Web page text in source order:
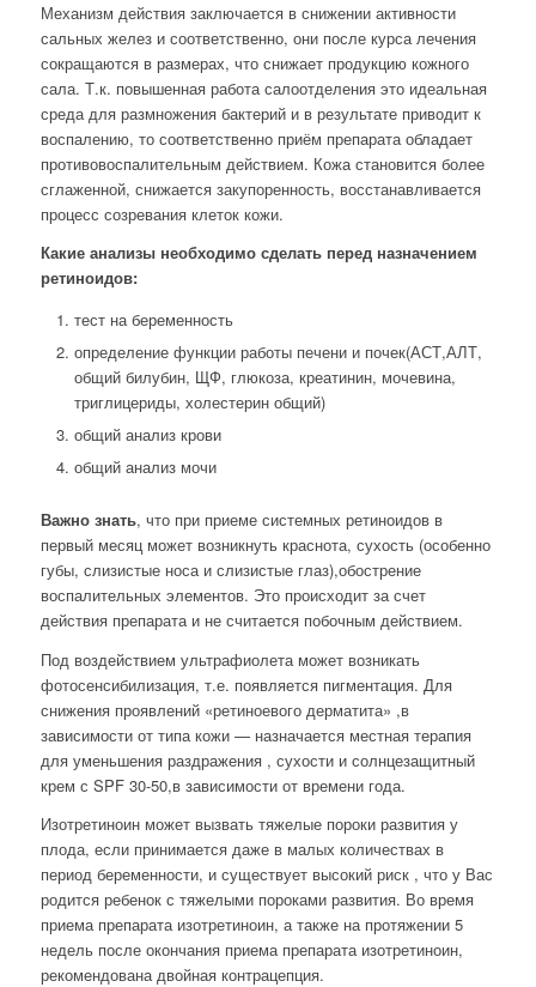
Механизм действия заключается в снижении активности
сальных желез и соответственно, они после курса лечения
сокращаются в размерах, что снижает продукцию кожного
сала. Т.к. повышенная работа салоотделения это идеальная
среда для размножения бактерий и в результате приводит к
воспалению, то соответственно приём препарата обладает
противовоспалительным действием. Кожа становится более
сглаженной, снижается закупоренность, восстанавливается
процесс созревания клеток кожи.
Какие анализы необходимо сделать перед назначением
ретиноидов:
тест на беременность
определение функции работы печени и почек(АСТ,АЛТ,
общий билубин, ЩФ, глюкоза, креатинин, мочевина,
триглицериды, холестерин общий)
общий анализ крови
общий анализ мочи
Важно знать, что при приеме системных ретиноидов в
первый месяц может возникнуть краснота, сухость (особенно
губы, слизистые носа и слизистые глаз),обострение
воспалительных элементов. Это происходит за счет
действия препарата и не считается побочным действием.
Под воздействием ультрафиолета может возникать
фотосенсибилизация, т.е. появляется пигментация. Для
снижения проявлений «ретиноевого дерматита» ,в
зависимости от типа кожи — назначается местная терапия
для уменьшения раздражения , сухости и солнцезащитный
крем с SPF 30-50,в зависимости от времени года.
Изотретиноин может вызвать тяжелые пороки развития у
плода, если принимается даже в малых количествах в
период беременности, и существует высокий риск , что у Вас
родится ребенок с тяжелыми пороками развития. Во время
приема препарата изотретиноин, а также на протяжении 5
недель после окончания приема препарата изотретиноин,
рекомендована двойная контрацепция.